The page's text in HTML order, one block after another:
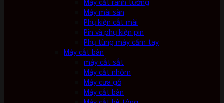
Máy cắt rãnh tường
Máy mài sàn
Phụ kiện cắt mài
Pin và phụ kiện pin
Phụ tùng máy cầm tay
Máy cắt bàn
máy cắt sắt
Máy cắt nhôm
Máy cưa gỗ
Máy cắt bàn